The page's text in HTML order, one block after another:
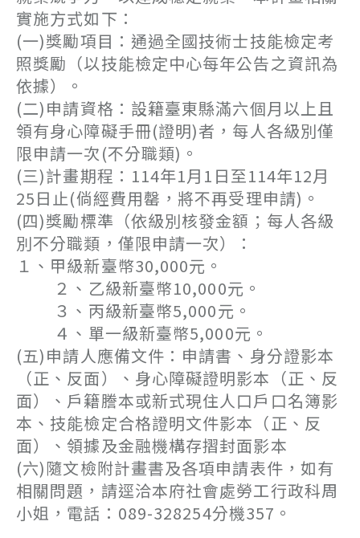
實施方式如下：
(一)獎勵項目：通過全國技術士技能檢定考
照獎勵（以技能檢定中心每年公告之資訊為
依據）。
(二)申請資格：設籍臺東縣滿六個月以上且
領有身心障礙手冊(證明)者，每人各級別僅
限申請一次(不分職類)。
(三)計畫期程：114年1月1日至114年12月
25日止(倘經費用罄，將不再受理申請)。
(四)獎勵標準（依級別核發金額；每人各級
別不分職類，僅限申請一次）：
１、甲級新臺幣30,000元。
２、乙級新臺幣10,000元。
３、丙級新臺幣5,000元。
４、單一級新臺幣5,000元。
(五)申請人應備文件：申請書、身分證影本
（正、反面）、身心障礙證明影本（正、反
面）、戶籍謄本或新式現住人口戶口名簿影
本、技能檢定合格證明文件影本（正、反
面）、領據及金融機構存摺封面影本
(六)隨文檢附計畫書及各項申請表件，如有
相關問題，請逕洽本府社會處勞工行政科周
小姐，電話：089-328254分機357。